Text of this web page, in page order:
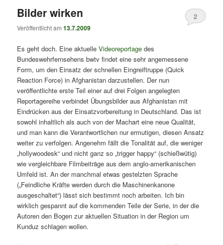
Bilder wirken
Veröffentlicht am13.7.2009
2
Es geht doch. Eine aktuelleVideoreportagedes
Bundeswehrfernsehens bwtv findet eine sehr angemessene
Form, um den Einsatz der schnellen Eingreiftruppe (Quick
Reaction Force) in Afghanistan darzustellen. Der nun
veröffentlichte erste Teil einer auf drei Folgen angelegten
Reportagereihe verbindet Übungsbilder aus Afghanistan mit
Eindrücken aus der Einsatzvorbereitung in Deutschland. Das ist
sowohl inhaltlich als auch von der Machart eine neue Qualität,
und man kann die Verantwortlichen nur ermutigen, diesen Ansatz
weiter zu verfolgen. Angenehm fällt die Tonalität auf, die weniger
„hollywoodesk“ und nicht ganz so „trigger happy“ (schießwütig)
wie vergleichbare Filmbeiträge aus dem anglo-amerikanischen
Umfeld ist. An der manchmal etwas gestelzten Sprache
(„Feindliche Kräfte werden durch die Maschinenkanone
ausgeschaltet“) lässt sich bestimmt noch arbeiten. Ich bin
wirklich gespannt auf die kommenden Teile der Serie, in der die
Autoren den Bogen zur aktuellen Situation in der Region um
Kunduz schlagen wollen.